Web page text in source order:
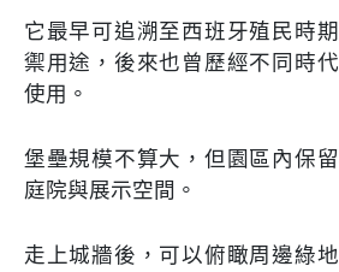
它最早可追溯至西班牙殖民時
禦用途，後來也曾歷經不同時
使用。
堡壘規模不算大，但園區內保
庭院與展示空間。
走上城牆後，可以俯瞰周邊綠